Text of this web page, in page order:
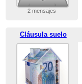
2 mensajes
Cláusula suelo